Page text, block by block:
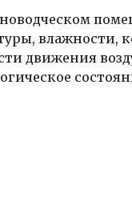
влажности,
движения